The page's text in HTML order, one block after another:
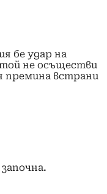
бе удар на
не осъществи
встрани